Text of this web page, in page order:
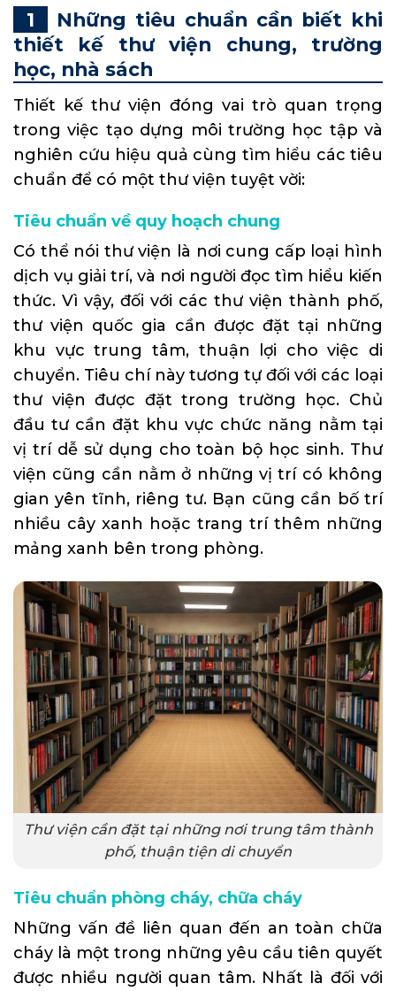
Những tiêu chuẩn cần biết khi
thiết kế thư viện chung, trường
học, nhà sách
Thiết kế thư viện đóng vai trò quan trọng
trong việc tạo dựng môi trường học tập và
nghiên cứu hiệu quả cùng tìm hiểu các tiêu
chuẩn để có một thư viện tuyệt vời:
Tiêu chuẩn về quy hoạch chung
Có thể nói thư viện là nơi cung cấp loại hình
dịch vụ giải trí, và nơi người đọc tìm hiểu kiến
thức. Vì vậy, đối với các thư viện thành phố,
thư viện quốc gia cần được đặt tại những
khu vực trung tâm, thuận lợi cho việc di
chuyển. Tiêu chí này tương tự đối với các loại
thư viện được đặt trong trường học. Chủ
đầu tư cần đặt khu vực chức năng nằm tại
vị trí dễ sử dụng cho toàn bộ học sinh. Thư
viện cũng cần nằm ở những vị trí có không
gian yên tĩnh, riêng tư. Bạn cũng cần bố trí
nhiều cây xanh hoặc trang trí thêm những
mảng xanh bên trong phòng.
Thư viện cần đặt tại những nơi trung tâm thành
phố, thuận tiện di chuyển
Tiêu chuẩn phòng cháy, chữa cháy
Những vấn đề liên quan đến an toàn chữa
cháy là một trong những yêu cầu tiên quyết
được nhiều người quan tâm. Nhất là đối với